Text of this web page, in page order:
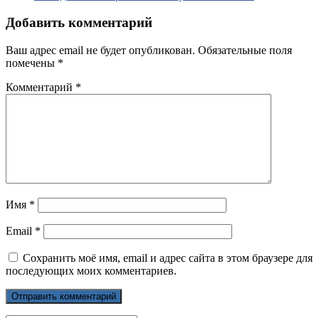
Добавить комментарий
Ваш адрес email не будет опубликован. Обязательные поля
помечены *
Комментарий *
Имя *
Email *
Сохранить моё имя, email и адрес сайта в этом браузере для
последующих моих комментариев.